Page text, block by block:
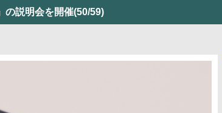
の説明会を開催(50/59)